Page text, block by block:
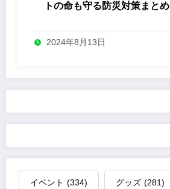
トの命も守る防災対策まとめ
2024年8月13日
イベント (334) グッズ (281)